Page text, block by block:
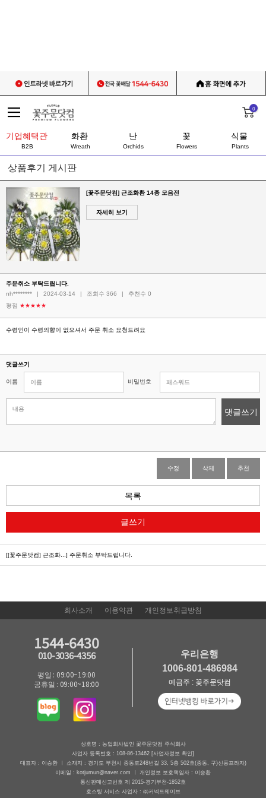
0
기업혜택관
B2B
화환
Wreath
난
Orchids
꽃
Flowers
식물
Plants
상품후기 게시판
[꽃주문닷컴] 근조화환 14종 모음전
자세히 보기
주문취소 부탁드립니다.
nh********
| 2024-03-14 | 조회수 366 |
추천수 0
평점 ★★★★★
수령인이 수령의향이 없으셔서 주문 취소 요청드려요
댓글쓰기
이름 비밀번호
댓글쓰기
수정 삭제 추천
목록
글쓰기
[[꽃주문닷컴] 근조화...] 주문취소 부탁드립니다.
회사소개 이용약관 개인정보취급방침
1544-6430
010-3036-4356
평일 : 09:00~19:00
공휴일 : 09:00~18:00
우리은행
1006-801-486984
예금주 : 꽃주문닷컴
상호명 : 농업회사법인 꽃주문닷컴 주식회사
사업자 등록번호 : 108-86-13462 [사업자정보 확인]
대표자 : 이승환 ㅣ 소재지 : 경기도 부천시 중동로248번길 33, 5층 502호(중동, 구)신풍프라자)
이메일 : kotjumun@naver.com ㅣ 개인정보 보호책임자 : 이승환
통신판매신고번호 제 2015-경기부천-1852호
호스팅 서비스 사업자 : ㈜커넥트웨이브